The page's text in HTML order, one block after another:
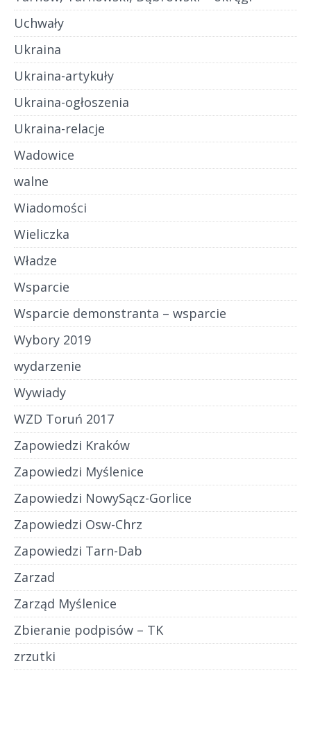
Uchwały
Ukraina
Ukraina-artykuły
Ukraina-ogłoszenia
Ukraina-relacje
Wadowice
walne
Wiadomości
Wieliczka
Władze
Wsparcie
Wsparcie demonstranta – wsparcie
Wybory 2019
wydarzenie
Wywiady
WZD Toruń 2017
Zapowiedzi Kraków
Zapowiedzi Myślenice
Zapowiedzi NowySącz-Gorlice
Zapowiedzi Osw-Chrz
Zapowiedzi Tarn-Dab
Zarzad
Zarząd Myślenice
Zbieranie podpisów – TK
zrzutki